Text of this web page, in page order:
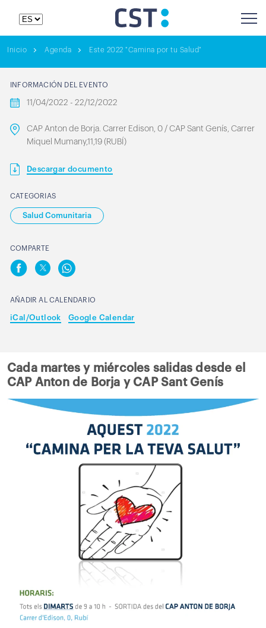
Inicio Agenda Este 2022 "Camina por tu Salud"
INFORMACIÓN DEL EVENTO
11/04/2022 - 22/12/2022
CAP Anton de Borja. Carrer Edison, 0 / CAP Sant Genís, Carrer
Miquel Mumany,11,19 (RUBÍ)
Descargar documento
CATEGORIAS
Salud Comunitaria
COMPARTE
AÑADIR AL CALENDARIO
iCal/Outlook Google Calendar
Cada martes y miércoles salidas desde el
CAP Anton de Borja y CAP Sant Genís